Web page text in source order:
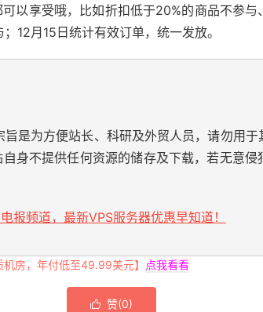
以享受哦，比如折扣低于20%的商品不参
12月15日统计有效订单，统一发放。
旨是为方便站长、科研及外贸人员，请勿用
身不提供任何资源的储存及下载，若无意侵
报频道，最新VPS服务器优惠早知道！
机房，年付低至49.99美元】 点我看看
 赞(0)